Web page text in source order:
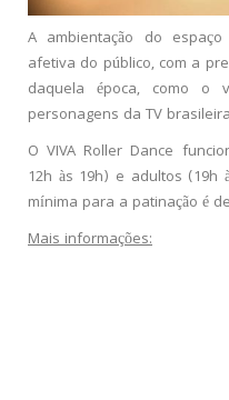
A ambientação do
afetiva do público, com a
daquela época, como
personagens da TV
O VIVA Roller Dance
12h às 19h) e adultos (19h
mínima para a patinação é
Mais informações: